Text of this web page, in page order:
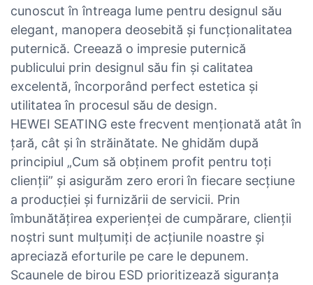
cunoscut în întreaga lume pentru designul său
elegant, manopera deosebită și funcționalitatea
puternică. Creează o impresie puternică
publicului prin designul său fin și calitatea
excelentă, încorporând perfect estetica și
utilitatea în procesul său de design.
HEWEI SEATING este frecvent menționată atât în
​​țară, cât și în străinătate. Ne ghidăm după
principiul „Cum să obținem profit pentru toți
clienții” și asigurăm zero erori în fiecare secțiune
a producției și furnizării de servicii. Prin
îmbunătățirea experienței de cumpărare, clienții
noștri sunt mulțumiți de acțiunile noastre și
apreciază eforturile pe care le depunem.
Scaunele de birou ESD prioritizează siguranța